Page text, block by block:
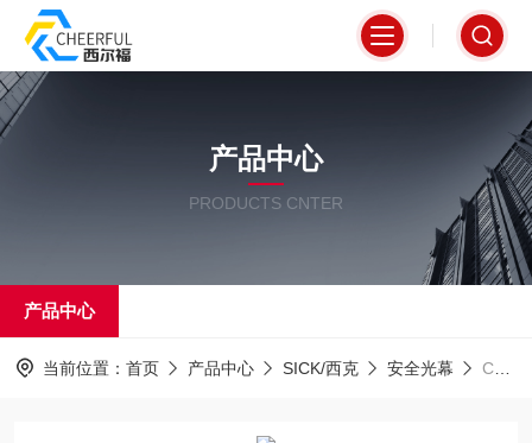
产品中心
PRODUCTS CNTER
产品中心
当前位置： 首页 产品中心 SICK/西克 安全光幕 C40S-1004DA010SICK施克安全光幕时刻*德国*